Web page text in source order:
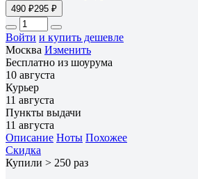
490 ₽295 ₽
Войти и купить дешевле
Москва Изменить
Бесплатно из шоурума
10 августа
Курьер
11 августа
Пункты выдачи
11 августа
Описание Ноты Похожее
Скидка
Купили > 250 раз